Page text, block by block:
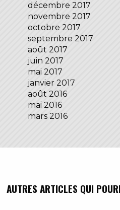
décembre 2017
novembre 2017
octobre 2017
septembre 2017
août 2017
juin 2017
mai 2017
janvier 2017
août 2016
mai 2016
mars 2016
AUTRES ARTICLES QUI